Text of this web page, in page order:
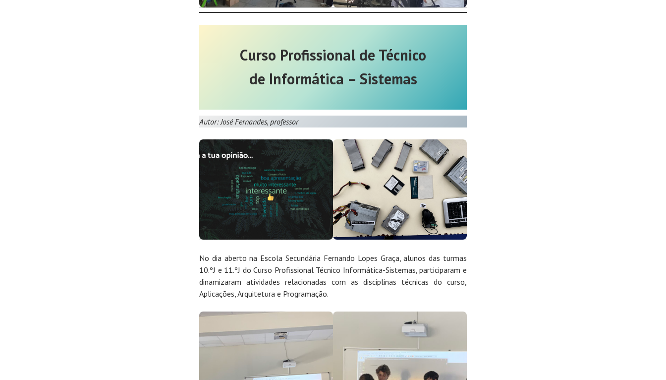
Curso Profissional de Técnico
de Informática – Sistemas
Autor: José Fernandes, professor
No dia aberto na Escola Secundária Fernando Lopes Graça, alunos das turmas
10.ºJ e 11.ºJ do Curso Profissional Técnico Informática-Sistemas, participaram e
dinamizaram atividades relacionadas com as disciplinas técnicas do curso,
Aplicações, Arquitetura e Programação.